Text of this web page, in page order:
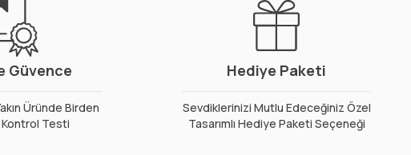
Güvence
Üründe Birden
Testi
Hediye Paketi
Sevdiklerinizi Mutlu Edeceğiniz Özel
Tasarımlı Hediye Paketi Seçeneği